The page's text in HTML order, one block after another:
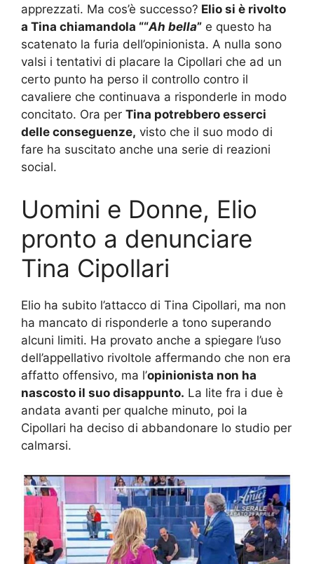
apprezzati. Ma cos’è successo? Elio si è rivolto
a Tina chiamandola ““Ah bella” e questo ha
scatenato la furia dell’opinionista. A nulla sono
valsi i tentativi di placare la Cipollari che ad un
certo punto ha perso il controllo contro il
cavaliere che continuava a risponderle in modo
concitato. Ora per Tina potrebbero esserci
delle conseguenze, visto che il suo modo di
fare ha suscitato anche una serie di reazioni
social.
Uomini e Donne, Elio
pronto a denunciare
Tina Cipollari
Elio ha subito l’attacco di Tina Cipollari, ma non
ha mancato di risponderle a tono superando
alcuni limiti. Ha provato anche a spiegare l’uso
dell’appellativo rivoltole affermando che non era
affatto offensivo, ma l’opinionista non ha
nascosto il suo disappunto. La lite fra i due è
andata avanti per qualche minuto, poi la
Cipollari ha deciso di abbandonare lo studio per
calmarsi.